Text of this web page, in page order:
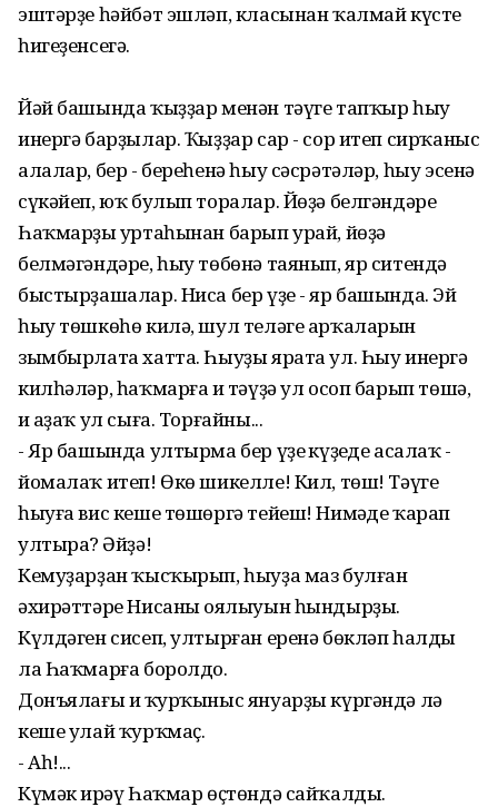
эштәрҙе һәйбәт эшләп, класынан ҡалмай күсте
һигеҙенсегә.
Йәй башында ҡыҙҙар менән тәүге тапҡыр һыу
инергә барҙылар. Ҡыҙҙар сар - сор итеп сирҡаныс
алалар, бер - береһенә һыу сәсрәтәләр, һыу эсенә
сүкәйеп, юҡ булып торалар. Йөҙә белгәндәре
Һаҡмарҙың уртаһынан барып урай, йөҙә
белмәгәндәре, һыу төбөнә таянып, яр ситендә
быстырҙашалар. Ниса бер үҙе - яр башында. Эй
һыу төшкөһө килә, шул теләге арҡаларын
зымбырлата хатта. Һыуҙы ярата ул. Һыу инергә
килһәләр, һаҡмарға иң тәүҙә ул осоп барып төшә,
иң аҙаҡ ул сыға. Торғайны...
- Яр башында ултырма бер үҙең күҙеңде асалаҡ -
йомалаҡ итеп! Өкө шикелле! Кил, төш! Тәүге
һыуға вис кеше төшөргә тейеш! Нимәңде ҡарап
ултыраң? Әйҙә!
Кемуҙарҙан ҡысҡырып, һыуҙа маз булған
әхирәттәре Нисаның оялыуын һындырҙы.
Күлдәген сисеп, ултырған еренә бөкләп һалды
ла Һаҡмарға боролдо.
Донъялағы иң ҡурҡыныс януарҙы күргәндә лә
кеше улай ҡурҡмаҫ.
- Аһ!...
Күмәк иңрәү Һаҡмар өҫтөндә сайҡалды.